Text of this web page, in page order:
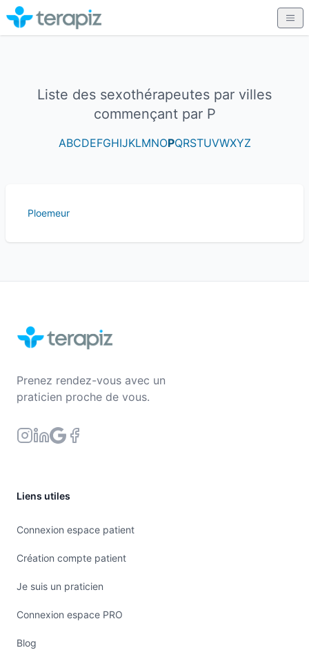
Liste des sexothérapeutes par villes
commençant par P
ABCDEFGHIJKLMNOPQRSTUVWXYZ
Ploemeur
Prenez rendez-vous avec un
praticien proche de vous.
Liens utiles
Connexion espace patient
Création compte patient
Je suis un praticien
Connexion espace PRO
Blog